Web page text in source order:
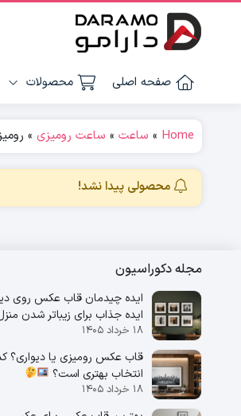
صفحه اصلی محصولات
Home
» ساعت» ساعت رومیزی»
محصولی پیدا نشد!
مجله دکوراسیون
ایده جذاب برای زیباتر شدن
۱۸ خرداد ۱۴۰۵
قاب عکس رومیزی یا دیواری؟
انتخاب بهتری است؟
۱۸ خرداد ۱۴۰۵